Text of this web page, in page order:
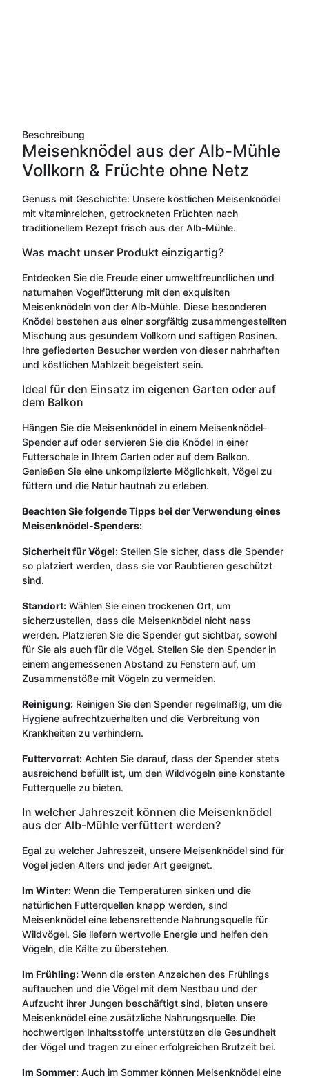
Beschreibung
Meisenknödel aus der Alb-Mühle
Vollkorn & Früchte ohne Netz
Genuss mit Geschichte: Unsere köstlichen Meisenknödel
mit vitaminreichen, getrockneten Früchten nach
traditionellem Rezept frisch aus der Alb-Mühle.
Was macht unser Produkt einzigartig?
Entdecken Sie die Freude einer umweltfreundlichen und
naturnahen Vogelfütterung mit den exquisiten
Meisenknödeln von der Alb-Mühle. Diese besonderen
Knödel bestehen aus einer sorgfältig zusammengestellten
Mischung aus gesundem Vollkorn und saftigen Rosinen.
Ihre gefiederten Besucher werden von dieser nahrhaften
und köstlichen Mahlzeit begeistert sein.
Ideal für den Einsatz im eigenen Garten oder auf
dem Balkon
Hängen Sie die Meisenknödel in einem Meisenknödel-
Spender auf oder servieren Sie die Knödel in einer
Futterschale in Ihrem Garten oder auf dem Balkon.
Genießen Sie eine unkomplizierte Möglichkeit, Vögel zu
füttern und die Natur hautnah zu erleben.
Beachten Sie folgende Tipps bei der Verwendung eines
Meisenknödel-Spenders:
Sicherheit für Vögel: Stellen Sie sicher, dass die Spender
so platziert werden, dass sie vor Raubtieren geschützt
sind.
Standort: Wählen Sie einen trockenen Ort, um
sicherzustellen, dass die Meisenknödel nicht nass
werden. Platzieren Sie die Spender gut sichtbar, sowohl
für Sie als auch für die Vögel. Stellen Sie den Spender in
einem angemessenen Abstand zu Fenstern auf, um
Zusammenstöße mit Vögeln zu vermeiden.
Reinigung: Reinigen Sie den Spender regelmäßig, um die
Hygiene aufrechtzuerhalten und die Verbreitung von
Krankheiten zu verhindern.
Futtervorrat: Achten Sie darauf, dass der Spender stets
ausreichend befüllt ist, um den Wildvögeln eine konstante
Futterquelle zu bieten.
In welcher Jahreszeit können die Meisenknödel
aus der Alb-Mühle verfüttert werden?
Egal zu welcher Jahreszeit, unsere Meisenknödel sind für
Vögel jeden Alters und jeder Art geeignet.
Im Winter: Wenn die Temperaturen sinken und die
natürlichen Futterquellen knapp werden, sind
Meisenknödel eine lebensrettende Nahrungsquelle für
Wildvögel. Sie liefern wertvolle Energie und helfen den
Vögeln, die Kälte zu überstehen.
Im Frühling: Wenn die ersten Anzeichen des Frühlings
auftauchen und die Vögel mit dem Nestbau und der
Aufzucht ihrer Jungen beschäftigt sind, bieten unsere
Meisenknödel eine zusätzliche Nahrungsquelle. Die
hochwertigen Inhaltsstoffe unterstützen die Gesundheit
der Vögel und tragen zu einer erfolgreichen Brutzeit bei.
Im Sommer: Auch im Sommer können Meisenknödel eine